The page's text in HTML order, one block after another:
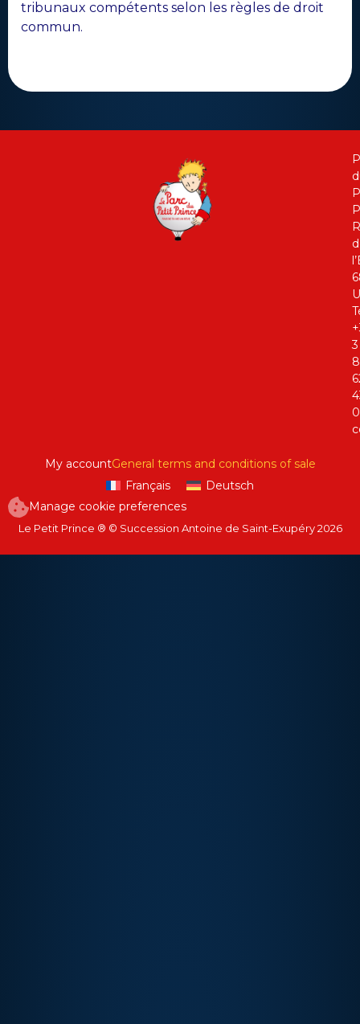
tribunaux compétents selon les règles de droit
commun.
3
My accountGeneral terms and conditions of sale
Français
Deutsch
Manage cookie preferences
Le Petit Prince ® © Succession Antoine de Saint-Exupéry 2026